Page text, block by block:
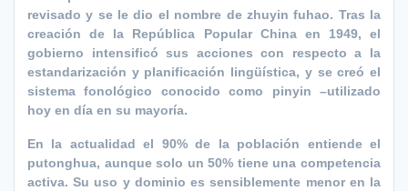
revisado y se le dio el nombre de zhuyin fuhao. Tras la
creación de la República Popular China en 1949, el
gobierno intensificó sus acciones con respecto a la
estandarización y planificación lingüística, y se creó el
sistema fonológico conocido como pinyin –utilizado
hoy en día en su mayoría.
En la actualidad el 90% de la población entiende el
putonghua, aunque solo un 50% tiene una competencia
activa. Su uso y dominio es sensiblemente menor en la